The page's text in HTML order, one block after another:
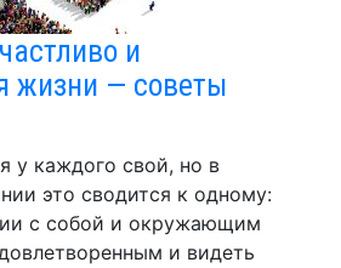
и
жизни — советы
у каждого свой, но в
это сводится к одному:
с собой и окружающим
и видеть